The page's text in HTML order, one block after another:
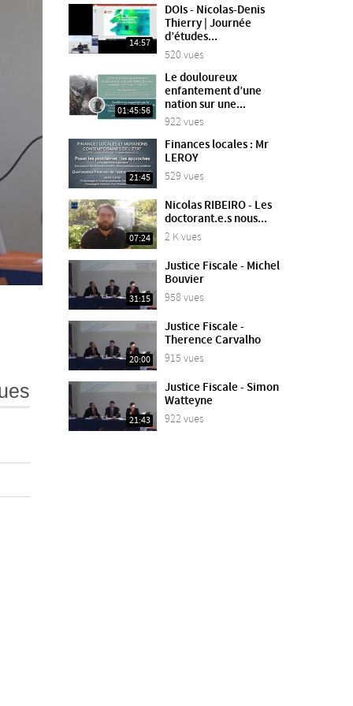
14:57
DOIs - Nicolas-Denis
Thierry | Journée
d’études...
520 vues
01:45:56
Le douloureux
enfantement d’une
nation sur une...
922 vues
21:45
Finances locales : Mr
LEROY
529 vues
07:24
Nicolas RIBEIRO - Les
doctorant.e.s nous...
2 K vues
31:15
Justice Fiscale - Michel
Bouvier
958 vues
20:00
Justice Fiscale -
Therence Carvalho
915 vues
21:43
Justice Fiscale - Simon
Watteyne
922 vues